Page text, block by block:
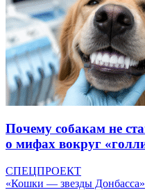
Почему собакам не
о мифах вокруг
СПЕЦПРОЕКТ
«Кошки — звезды Донбасса»